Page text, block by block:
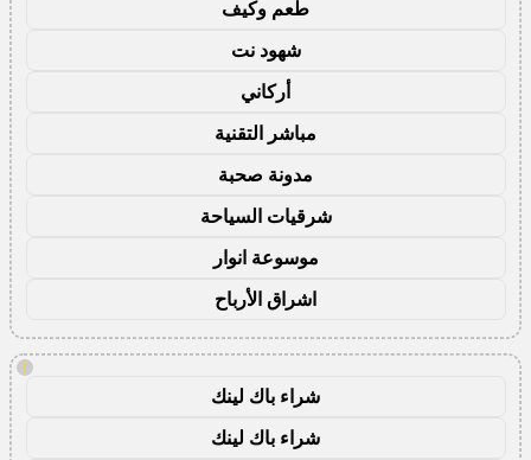
طعم وكيف
شهود نت
أركاني
مباشر التقنية
مدونة صحبة
شرقيات السياحة
موسوعة انوار
اشراق الأرباح
!
شراء باك لينك
شراء باك لينك